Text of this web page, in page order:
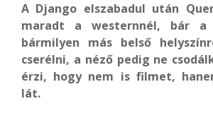
A Django elszabadul után
maradt a westernnél, bár
bármilyen más belső
cserélni, a néző pedig ne
érzi, hogy nem is filmet,
lát.